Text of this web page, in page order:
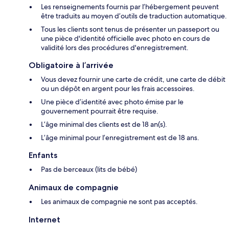
Les renseignements fournis par l’hébergement peuvent
être traduits au moyen d’outils de traduction automatique.
Tous les clients sont tenus de présenter un passeport ou
une pièce d'identité officielle avec photo en cours de
validité lors des procédures d'enregistrement.
Obligatoire à l’arrivée
Vous devez fournir une carte de crédit, une carte de débit
ou un dépôt en argent pour les frais accessoires.
Une pièce d’identité avec photo émise par le
gouvernement pourrait être requise.
L’âge minimal des clients est de 18 an(s).
L’âge minimal pour l’enregistrement est de 18 ans.
Enfants
Pas de berceaux (lits de bébé)
Animaux de compagnie
Les animaux de compagnie ne sont pas acceptés.
Internet